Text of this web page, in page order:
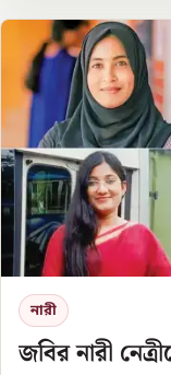
নারী
জবির নারী